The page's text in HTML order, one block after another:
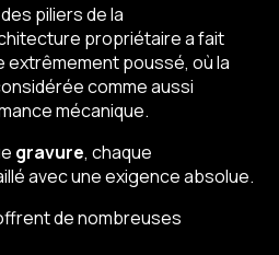
piliers de la
propriétaire a fait
extrêmement poussé, où la
comme aussi
mécanique.
gravure, chaque
avec une exigence absolue.
de nombreuses